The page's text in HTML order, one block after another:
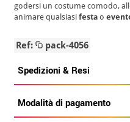
godersi un costume comodo,
animare qualsiasifesta o
Ref: pack-4056
Spedizioni & Resi
Modalità di pagamento